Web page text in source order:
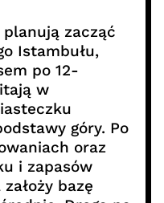
planują zacząć
Istambułu,
po 12-
w
góry. Po
oraz
i zapasów
bazę